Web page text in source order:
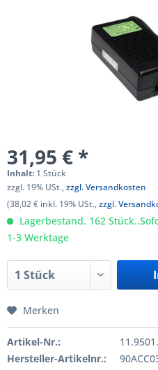
31,95 € *
Inhalt: 1 Stück
zzgl. 19% USt.,zzgl. Versandkosten
(38,02 € inkl. 19% USt.,zzgl.
Lagerbestand. 162
1-3 Werktage
Merken
Artikel-Nr.:
Hersteller-Artikelnr.: